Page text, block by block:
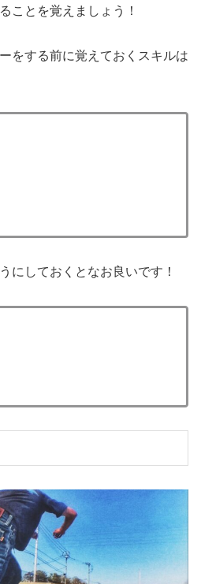
ことを覚えましょう！
をする前に覚えておくスキルは
にしておくとなお良いです！